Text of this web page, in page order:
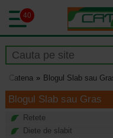
40
Catena Blogul Slab sau
Blogul Slab sau Gras
Retete
Diete de slabit